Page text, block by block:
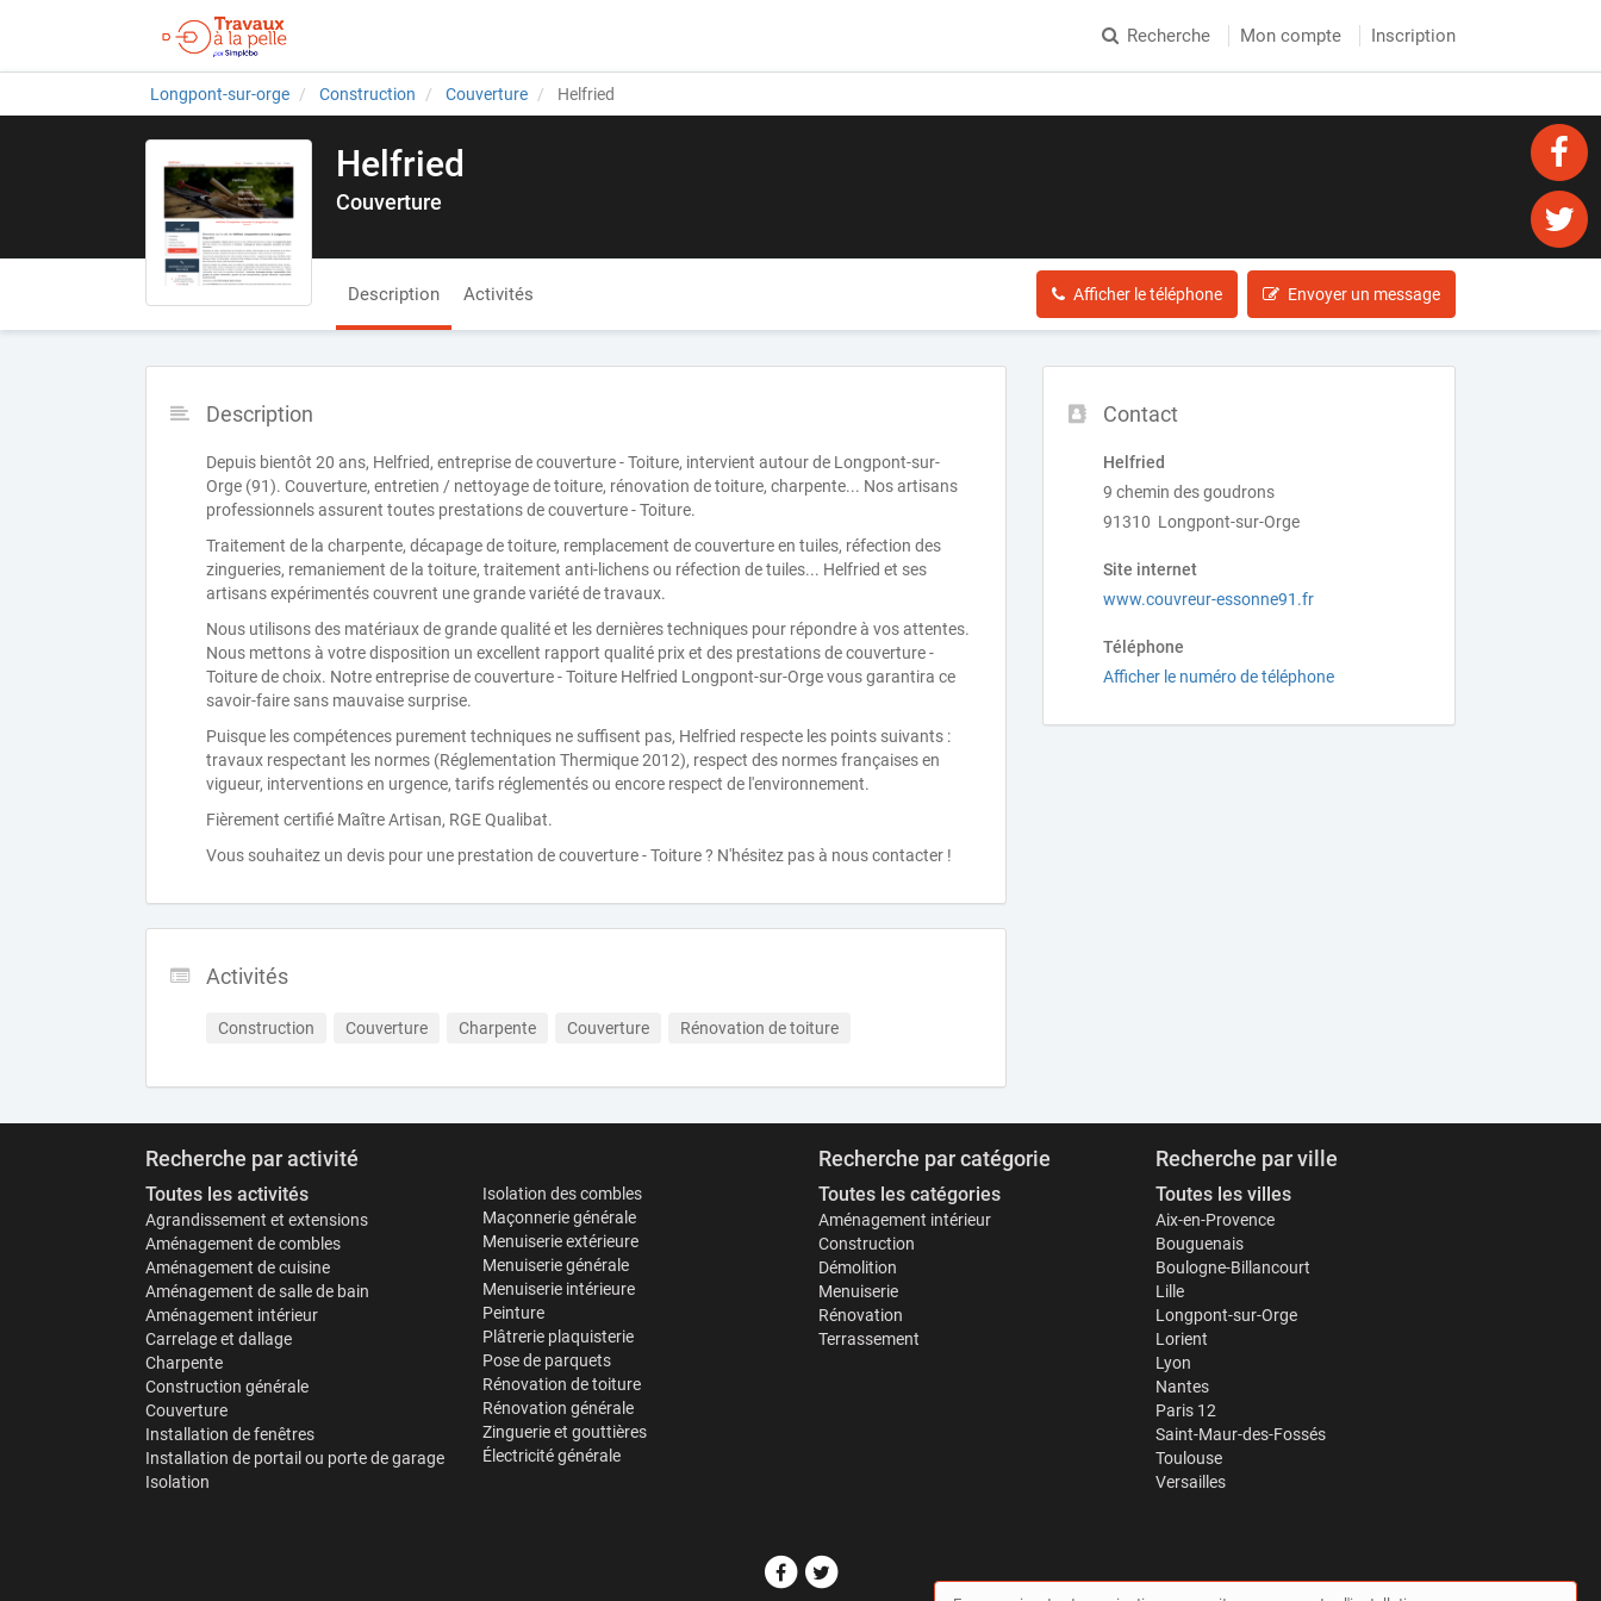
Recherche Mon compte Inscription
Longpont-sur-orge Construction Couverture Helfried
Helfried
Couverture
Description Activités Afficher le téléphone Envoyer un message
Contact
Helfried
9 chemin des goudrons
91310 Longpont-sur-Orge
Site internet
www.couvreur-essonne91.fr
Téléphone
Afficher le numéro de téléphone
Description
Depuis bientôt 20 ans, Helfried, entreprise de couverture - Toiture, intervient autour de Longpont-sur-
Orge (91). Couverture, entretien / nettoyage de toiture, rénovation de toiture, charpente... Nos artisans
professionnels assurent toutes prestations de couverture - Toiture.
Traitement de la charpente, décapage de toiture, remplacement de couverture en tuiles, réfection des
zingueries, remaniement de la toiture, traitement anti-lichens ou réfection de tuiles... Helfried et ses
artisans expérimentés couvrent une grande variété de travaux.
Nous utilisons des matériaux de grande qualité et les dernières techniques pour répondre à vos attentes.
Nous mettons à votre disposition un excellent rapport qualité prix et des prestations de couverture -
Toiture de choix. Notre entreprise de couverture - Toiture Helfried Longpont-sur-Orge vous garantira ce
savoir-faire sans mauvaise surprise.
Puisque les compétences purement techniques ne suffisent pas, Helfried respecte les points suivants :
travaux respectant les normes (Réglementation Thermique 2012), respect des normes françaises en
vigueur, interventions en urgence, tarifs réglementés ou encore respect de l'environnement.
Fièrement certifié Maître Artisan, RGE Qualibat.
Vous souhaitez un devis pour une prestation de couverture - Toiture ? N'hésitez pas à nous contacter !
Activités
Construction Couverture Charpente Couverture Rénovation de toiture
Recherche par activité
Toutes les activités
Agrandissement et extensions
Aménagement de combles
Aménagement de cuisine
Aménagement de salle de bain
Aménagement intérieur
Carrelage et dallage
Charpente
Construction générale
Couverture
Installation de fenêtres
Installation de portail ou porte de garage
Isolation
Isolation des combles
Maçonnerie générale
Menuiserie extérieure
Menuiserie générale
Menuiserie intérieure
Peinture
Plâtrerie plaquisterie
Pose de parquets
Rénovation de toiture
Rénovation générale
Zinguerie et gouttières
Électricité générale
Recherche par catégorie
Toutes les catégories
Aménagement intérieur
Construction
Démolition
Menuiserie
Rénovation
Terrassement
Recherche par ville
Toutes les villes
Aix-en-Provence
Bouguenais
Boulogne-Billancourt
Lille
Longpont-sur-Orge
Lorient
Lyon
Nantes
Paris 12
Saint-Maur-des-Fossés
Toulouse
Versailles